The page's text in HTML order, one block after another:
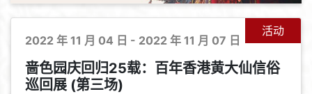
活动
2022 年 11 月 04 日 - 2022 年 11 月 07 日
啬色园庆回归25载：百年香港黄大仙信俗
巡回展 (第三场)